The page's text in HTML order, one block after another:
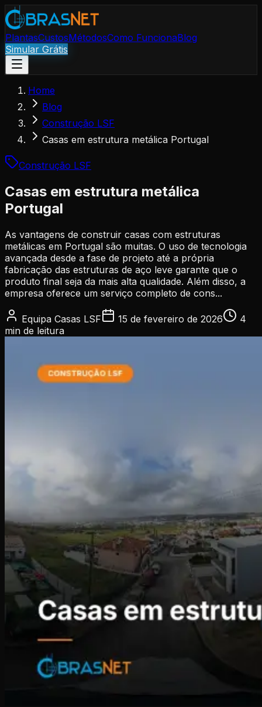
PlantasCustosMétodosComo FuncionaBlog
Simular Grátis
Home
Blog
Construção LSF
Casas em estrutura metálica Portugal
Construção LSF
Casas em estrutura metálica
Portugal
As vantagens de construir casas com estruturas
metálicas em Portugal são muitas. O uso de tecnologia
avançada desde a fase de projeto até a própria
fabricação das estruturas de aço leve garante que o
produto final seja da mais alta qualidade. Além disso, a
empresa oferece um serviço completo de cons...
Equipa Casas LSF 15 de fevereiro de 2026
4
min de leitura